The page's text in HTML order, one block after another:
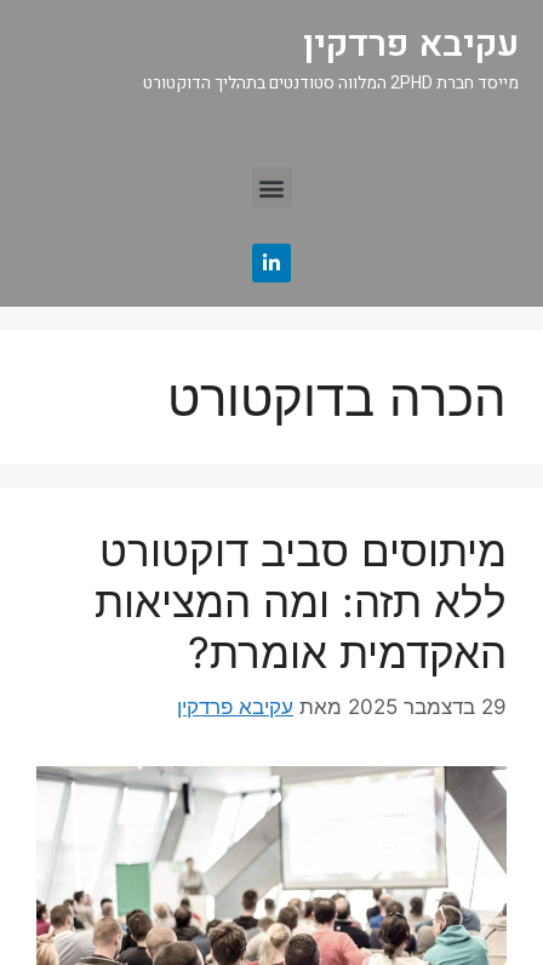
עקיבא פרדקין
מייסד חברת 2PHD המלווה סטודנטים בתהליך הדוקטורט
הכרה בדוקטורט
מיתוסים סביב דוקטורט
ללא תזה: ומה המציאות
האקדמית אומרת?
29 בדצמבר 2025 מאת עקיבא פרדקין